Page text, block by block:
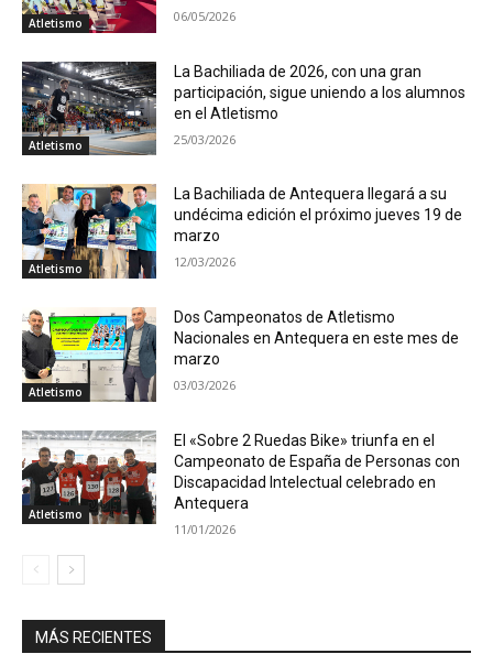
Atletismo 06/05/2026
Atletismo
La Bachiliada de 2026, con una gran
participación, sigue uniendo a los alumnos
en el Atletismo
25/03/2026
Atletismo
La Bachiliada de Antequera llegará a su
undécima edición el próximo jueves 19 de
marzo
12/03/2026
Atletismo
Dos Campeonatos de Atletismo
Nacionales en Antequera en este mes de
marzo
03/03/2026
Atletismo
El «Sobre 2 Ruedas Bike» triunfa en el
Campeonato de España de Personas con
Discapacidad Intelectual celebrado en
Antequera
11/01/2026
MÁS RECIENTES